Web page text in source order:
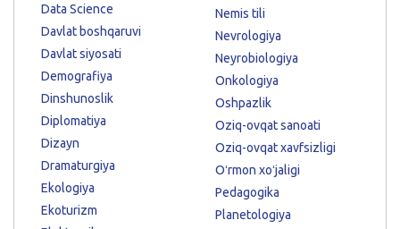
Data Science
Davlat boshqaruvi
Davlat siyosati
Demografiya
Dinshunoslik
Diplomatiya
Dizayn
Dramaturgiya
Ekologiya
Ekoturizm
Nemis tili
Nevrologiya
Neyrobiologiya
Onkologiya
Oshpazlik
Oziq-ovqat sanoati
Oziq-ovqat xavfsizligi
Oʻrmon xoʻjaligi
Pedagogika
Planetologiya